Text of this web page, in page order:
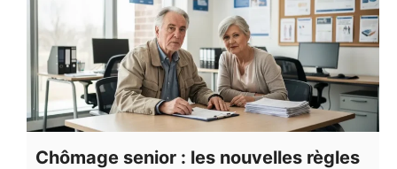
Chômage senior : les nouvelles règles